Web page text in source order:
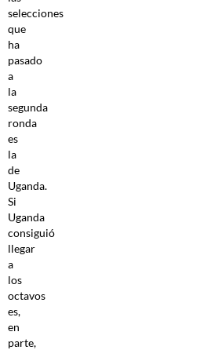
selecciones
que
ha
pasado
a
la
segunda
ronda
es
la
de
Uganda.
Si
Uganda
consiguió
llegar
a
los
octavos
es,
en
parte,